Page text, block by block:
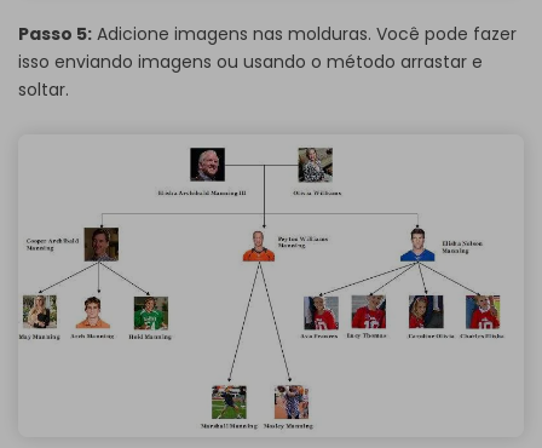
Passo 5: Adicione imagens nas molduras. Você pode fazer
isso enviando imagens ou usando o método arrastar e
soltar.